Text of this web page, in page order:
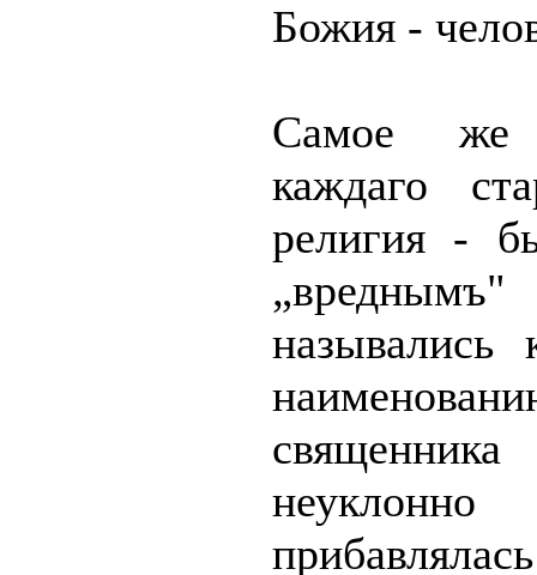
Божия -
Самое же
каждаго
религия -
прибавлялась